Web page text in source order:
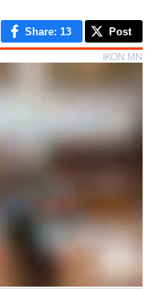
Share: 13 Post
IKON.MN